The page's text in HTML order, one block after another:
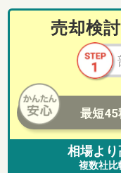
売却検
最短45
相場より
複数社比